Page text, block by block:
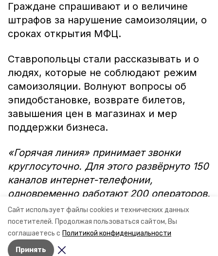
Сайт использует файлы cookies и технических данных
посетителей. Продолжая пользоваться сайтом, Вы
соглашаетесь с Политикой конфиденциальности
Принять
Граждане спрашивают и о величине
штрафов за нарушение самоизоляции, о
сроках открытия МФЦ.
Ставропольцы стали рассказывать и о
людях, которые не соблюдают режим
самоизоляции. Волнуют вопросы об
эпидобстановке, возврате билетов,
завышения цен в магазинах и мер
поддержки бизнеса.
«Горячая линия» принимает звонки
круглосуточно. Для этого развёрнуто 150
каналов интернет-телефонии,
одновременно работают 200 операторов.
Позвонить можно по номеру 8-800-
1000-768.
Авторы: Александра Васильева